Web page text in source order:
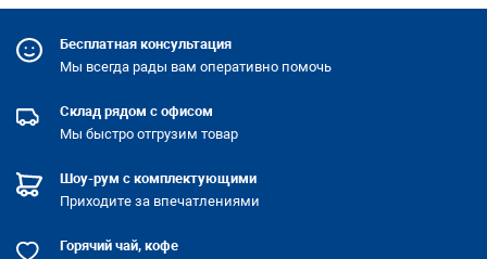
Бесплатная консультация
Мы всегда рады вам оперативно помочь
Склад рядом с офисом
Мы быстро отгрузим товар
Шоу-рум с комплектующими
Приходите за впечатлениями
Горячий чай, кофе